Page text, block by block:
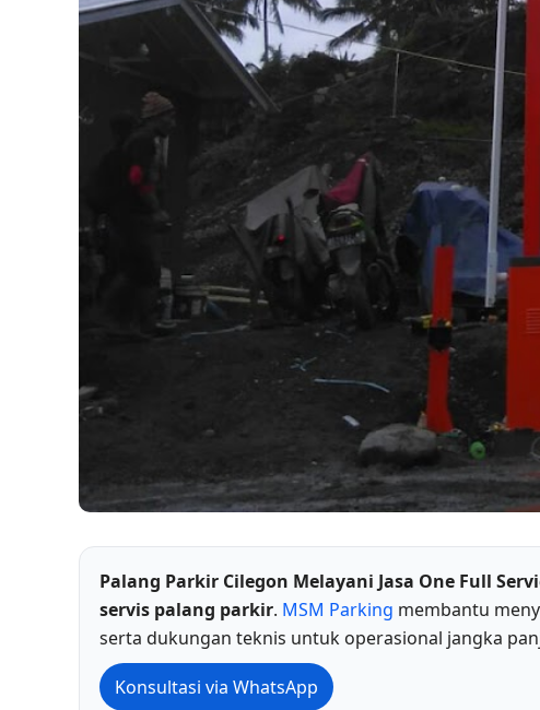
Palang Parkir Cilegon Melayani Jasa One Full
servis palang parkir. MSM Parking membantu
serta dukungan teknis untuk operasional jangka
Konsultasi via WhatsApp